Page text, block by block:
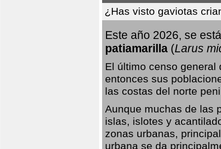
¿Has visto gaviotas
Este año 2026, se
patiamarilla (Larus
El último censo
entonces sus
las costas del norte
Aunque muchas de las
islas, islotes y
zonas urbanas,
urbana se da